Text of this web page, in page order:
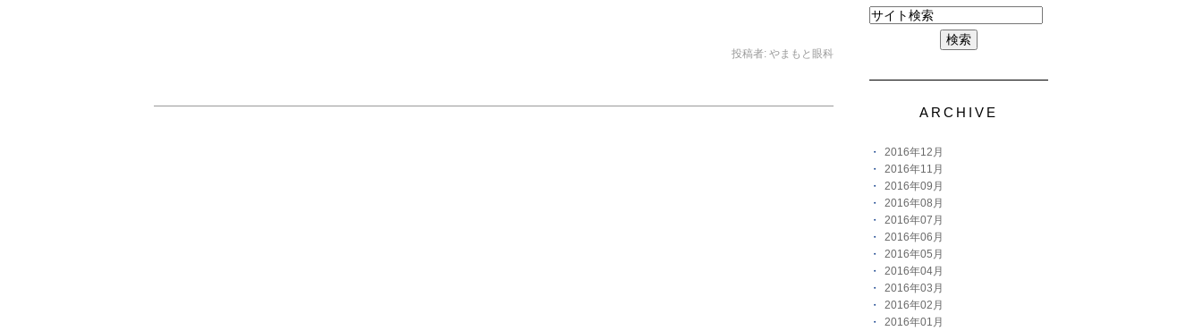
投稿者: やまもと眼科
ARCHIVE
2016年12月
2016年11月
2016年09月
2016年08月
2016年07月
2016年06月
2016年05月
2016年04月
2016年03月
2016年02月
2016年01月